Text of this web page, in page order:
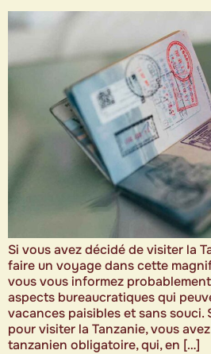
Si vous avez décidé de visiter la
faire un voyage dans cette
vous vous informez
aspects bureaucratiques qui
vacances paisibles et sans souci.
pour visiter la Tanzanie, vous
tanzanien obligatoire, qui, en […]